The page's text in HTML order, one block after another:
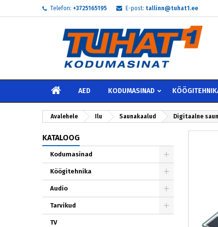
Telefon: +3725165195 E-post: tallinn@tuhat1.ee
AVALEHELE
AED KODUMASINAD
Avalehele Ilu Saunakaalud Digitaalne
KATALOOG
Kodumasinad
Köögitehnika
Audio
Tarvikud
TV